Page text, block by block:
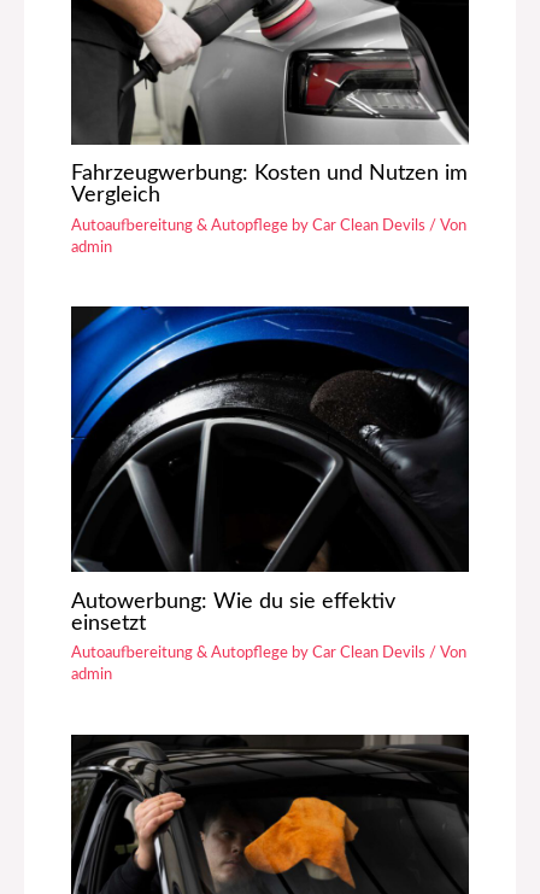
Fahrzeugwerbung: Kosten und Nutzen im
Vergleich
Autoaufbereitung & Autopflege by Car Clean Devils / Von
admin
Autowerbung: Wie du sie effektiv
einsetzt
Autoaufbereitung & Autopflege by Car Clean Devils / Von
admin